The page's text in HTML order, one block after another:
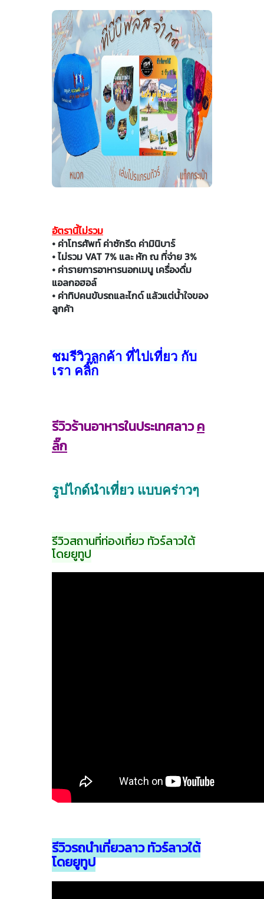
อัตรานี้ไม่รวม
• ค่าโทรศัพท์ ค่าซักรีด ค่ามินิบาร์
• ไม่รวม VAT 7% และ หัก ณ ที่จ่าย 3%
• ค่ารายการอาหารนอกเมนู เครื่องดื่ม
แอลกอฮอล์
• ค่าทิปคนขับรถและไกด์ แล้วแต่น้ำใจของ
ลูกค้า
ชมรีวิวลูกค้า ที่ไปเที่ยว กับ
เรา คลิ๊ก
รีวิวร้านอาหารในประเทศลาวค
ลิ๊ก
รูปไกด์นำเที่ยว แบบคร่าวๆ
รีวิวสถานที่ท่องเที่ยว ทัวร์ลาวใต้
โดยยูทูป
รีวิวรถนำเที่ยวลาว ทัวร์ลาวใต้
โดยยูทูป